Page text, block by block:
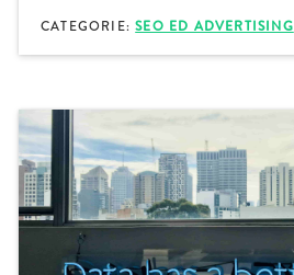
CATEGORIE:SEO ED ADVERTISING